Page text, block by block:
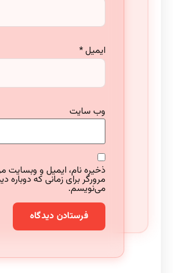
ایمیل*
وب‌ سایت
ذخیره نام، ایمیل و وبسایت من در
مرورگر برای زمانی که دوباره
می‌نویسم.